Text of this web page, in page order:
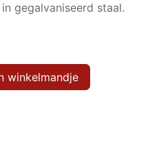
gegalvaniseerd staal.
winkelmandje